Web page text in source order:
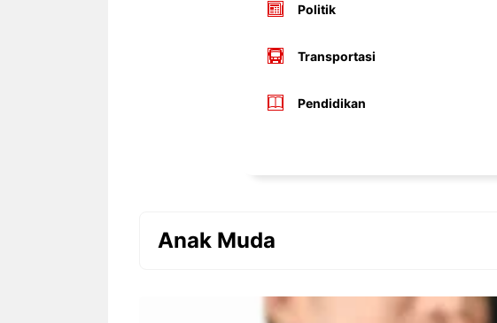
Politik
Transportasi
Pendidikan
Anak Muda